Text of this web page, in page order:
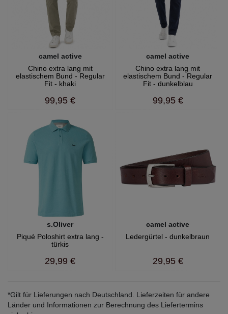
camel active
Chino extra lang mit
elastischem Bund - Regular
Fit - khaki
99,95 €
camel active
Chino extra lang mit
elastischem Bund - Regular
Fit - dunkelblau
99,95 €
s.Oliver
Piqué Poloshirt extra lang -
türkis
29,99 €
camel active
Ledergürtel - dunkelbraun
29,95 €
*Gilt für Lieferungen nach Deutschland. Lieferzeiten für andere
Länder und Informationen zur Berechnung des Liefertermins